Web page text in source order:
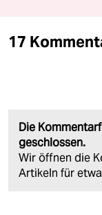
17
Die
geschlossen.
Wir öffnen die
Artikeln für